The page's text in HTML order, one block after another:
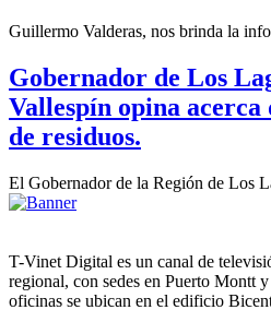
Guillermo Valderas, nos brinda la
Gobernador de Los
Vallespín opina acerca
de residuos.
El Gobernador de la Región de Los
T-Vinet Digital es un canal de
regional, con sedes en Puerto Montt
oficinas se ubican en el edificio